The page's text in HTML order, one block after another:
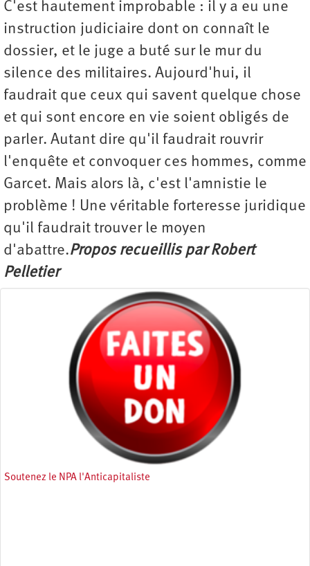
C'est hautement improbable : il y a eu une
instruction judiciaire dont on connaît le
dossier, et le juge a buté sur le mur du
silence des militaires. Aujourd'hui, il
faudrait que ceux qui savent quelque chose
et qui sont encore en vie soient obligés de
parler. Autant dire qu'il faudrait rouvrir
l'enquête et convoquer ces hommes, comme
Garcet. Mais alors là, c'est l'amnistie le
problème ! Une véritable forteresse juridique
qu'il faudrait trouver le moyen
d'abattre.Propos recueillis par Robert
Pelletier
Soutenez le NPA l'Anticapitaliste